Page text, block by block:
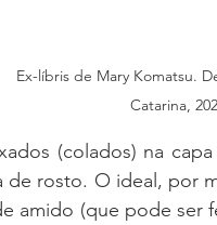
Ex-líbris de Mary Komatsu.
Catarina,
(colados) na
de rosto. O ideal, por
amido (que pode ser